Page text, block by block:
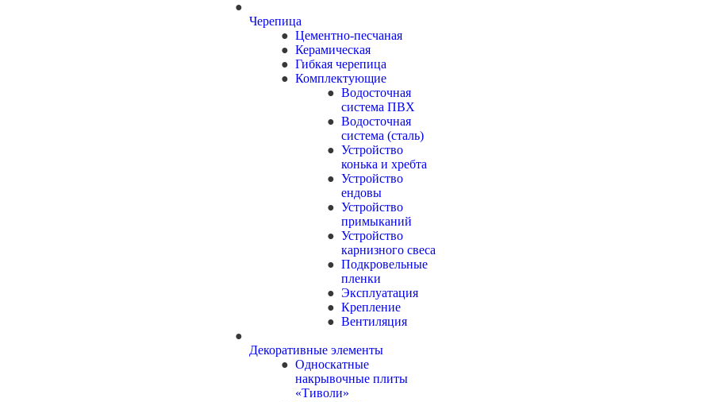
Черепица
Цементно-песчаная
Керамическая
Гибкая черепица
Комплектующие
Водосточная
система ПВХ
Водосточная
система (сталь)
Устройство
конька и хребта
Устройство
ендовы
Устройство
примыканий
Устройство
карнизного свеса
Подкровельные
пленки
Эксплуатация
Крепление
Вентиляция
Декоративные элементы
Односкатные
накрывочные плиты
«Тиволи»